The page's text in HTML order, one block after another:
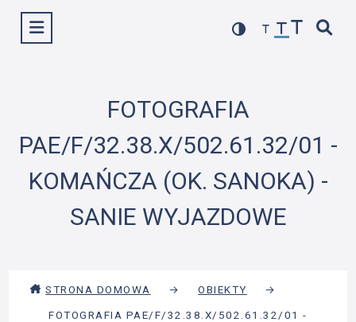
Wyświetl menu
FOTOGRAFIA
PAE/F/32.38.X/502.61.32/01 -
KOMAŃCZA (OK. SANOKA) -
SANIE WYJAZDOWE
STRONA DOMOWA → OBIEKTY
→
FOTOGRAFIA PAE/F/32.38.X/502.61.32/01 -